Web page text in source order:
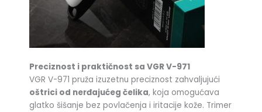
Preciznost i praktičnost sa VGR V-971
VGR V-971 pruža izuzetnu preciznost zahvaljujući
oštrici od nerđajućeg čelika, koja omogućava
glatko šišanje bez povlačenja i iritacije kože. Trimer